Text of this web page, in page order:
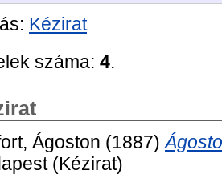
Kézirat
száma: 4.
Ágoston (1887)
(Kézirat)